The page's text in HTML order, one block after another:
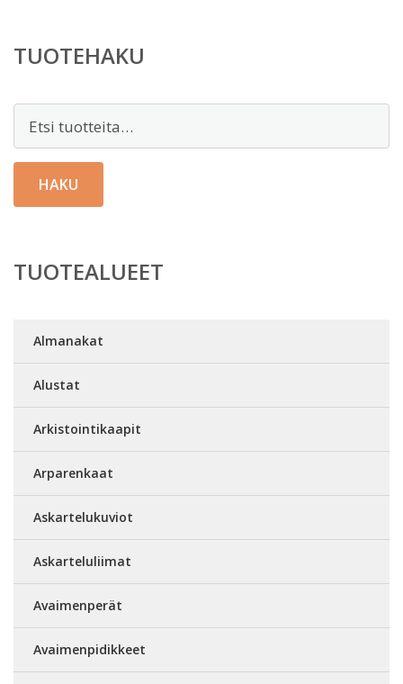
TUOTEHAKU
HAKU
TUOTEALUEET
Almanakat
Alustat
Arkistointikaapit
Arparenkaat
Askartelukuviot
Askarteluliimat
Avaimenperät
Avaimenpidikkeet